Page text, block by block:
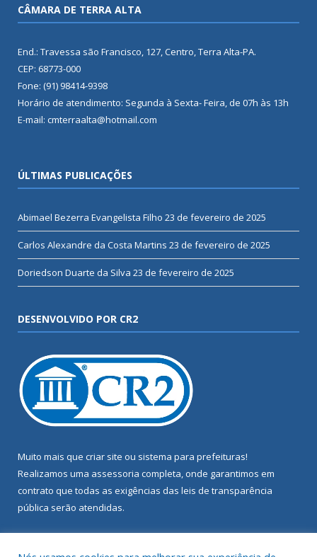
CÂMARA DE TERRA ALTA
End.: Travessa são Francisco, 127, Centro, Terra Alta-PA.
CEP: 68773-000
Fone: (91) 98414-9398
Horário de atendimento: Segunda à Sexta- Feira, de 07h às 13h
E-mail: cmterraalta@hotmail.com
ÚLTIMAS PUBLICAÇÕES
Abimael Bezerra Evangelista Filho 23 de fevereiro de 2025
Carlos Alexandre da Costa Martins 23 de fevereiro de 2025
Doriedson Duarte da Silva 23 de fevereiro de 2025
DESENVOLVIDO POR CR2
Muito mais que criar site ou sistema para prefeituras!
Realizamos uma assessoria completa, onde garantimos em
contrato que todas as exigências das leis de transparência
pública serão atendidas.